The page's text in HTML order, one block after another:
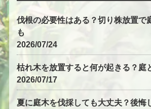
伐根の必要性はある？切り株放置で
も
2026/07/24
枯れ木を放置すると何が起きる？庭
2026/07/17
夏に庭木を伐採しても大丈夫？後悔